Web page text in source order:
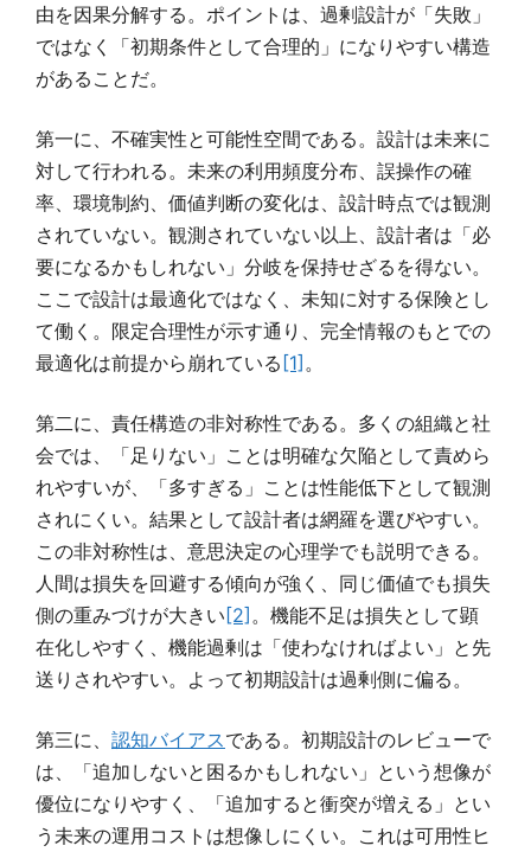
由を因果分解する。ポイントは、過剰設計が「失敗」
ではなく「初期条件として合理的」になりやすい構造
があることだ。
第一に、不確実性と可能性空間である。設計は未来に
対して行われる。未来の利用頻度分布、誤操作の確
率、環境制約、価値判断の変化は、設計時点では観測
されていない。観測されていない以上、設計者は「必
要になるかもしれない」分岐を保持せざるを得ない。
ここで設計は最適化ではなく、未知に対する保険とし
て働く。限定合理性が示す通り、完全情報のもとでの
最適化は前提から崩れている[1] 。
第二に、責任構造の非対称性である。多くの組織と社
会では、「足りない」ことは明確な欠陥として責めら
れやすいが、「多すぎる」ことは性能低下として観測
されにくい。結果として設計者は網羅を選びやすい。
この非対称性は、意思決定の心理学でも説明できる。
人間は損失を回避する傾向が強く、同じ価値でも損失
側の重みづけが大きい[2] 。機能不足は損失として顕
在化しやすく、機能過剰は「使わなければよい」と先
送りされやすい。よって初期設計は過剰側に偏る。
第三に、 認知バイアスである。初期設計のレビューで
は、「追加しないと困るかもしれない」という想像が
優位になりやすく、「追加すると衝突が増える」とい
う未来の運用コストは想像しにくい。これは可用性ヒ